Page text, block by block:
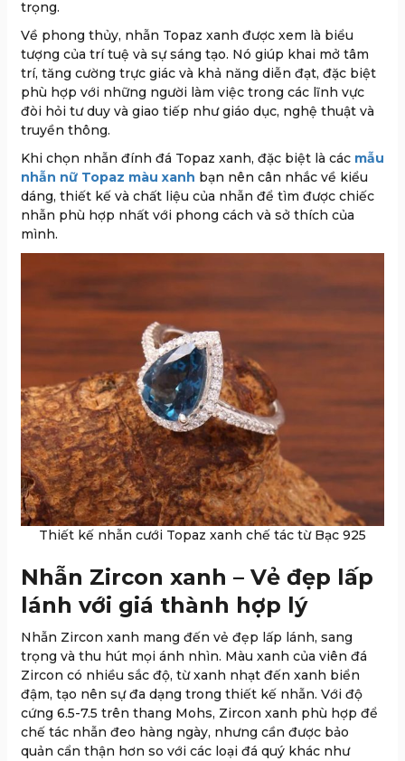
trọng.
Về phong thủy, nhẫn Topaz xanh được xem là biểu
tượng của trí tuệ và sự sáng tạo. Nó giúp khai mở tâm
trí, tăng cường trực giác và khả năng diễn đạt, đặc biệt
phù hợp với những người làm việc trong các lĩnh vực
đòi hỏi tư duy và giao tiếp như giáo dục, nghệ thuật và
truyền thông.
Khi chọn nhẫn đính đá Topaz xanh, đặc biệt là các mẫu
nhẫn nữ Topaz màu xanh bạn nên cân nhắc về kiểu
dáng, thiết kế và chất liệu của nhẫn để tìm được chiếc
nhẫn phù hợp nhất với phong cách và sở thích của
mình.
Thiết kế nhẫn cưới Topaz xanh chế tác từ Bạc 925
Nhẫn Zircon xanh – Vẻ đẹp lấp
lánh với giá thành hợp lý
Nhẫn Zircon xanh mang đến vẻ đẹp lấp lánh, sang
trọng và thu hút mọi ánh nhìn. Màu xanh của viên đá
Zircon có nhiều sắc độ, từ xanh nhạt đến xanh biển
đậm, tạo nên sự đa dạng trong thiết kế nhẫn. Với độ
cứng 6.5-7.5 trên thang Mohs, Zircon xanh phù hợp để
chế tác nhẫn đeo hàng ngày, nhưng cần được bảo
quản cẩn thận hơn so với các loại đá quý khác như